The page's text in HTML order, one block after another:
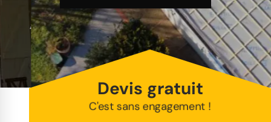
Devis gratuit
C'est sans engagement !